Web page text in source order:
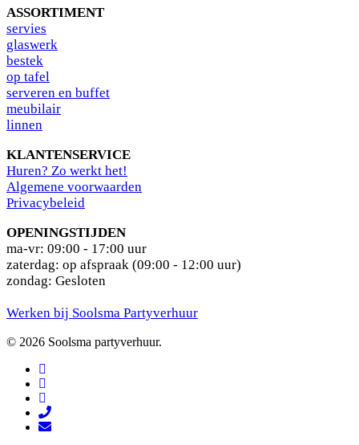
ASSORTIMENT
servies
glaswerk
bestek
op tafel
serveren en buffet
meubilair
linnen
KLANTENSERVICE
Huren? Zo werkt het!
Algemene voorwaarden
Privacybeleid
OPENINGSTIJDEN
ma-vr: 09:00 - 17:00 uur
zaterdag: op afspraak (09:00 - 12:00 uur)
zondag: Gesloten
Werken bij Soolsma Partyverhuur
© 2026 Soolsma partyverhuur.
facebook
pinterest
instagram
phone
email